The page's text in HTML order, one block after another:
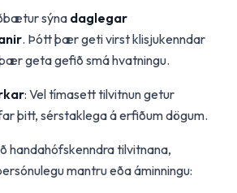
sýna daglegar
. Þótt þær geti virst klisjukenndar
geta gefið smá hvatningu.
: Vel tímasett tilvitnun getur
þitt, sérstaklega á erfiðum dögum.
handahófskenndra tilvitnana,
mantru eða áminningu: